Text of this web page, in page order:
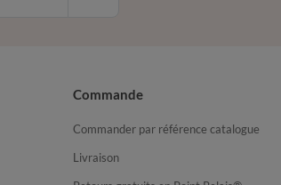
Commande
Commander par référence catalogue
Livraison